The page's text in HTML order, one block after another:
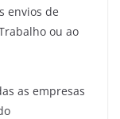
envios de
ou ao
as empresas